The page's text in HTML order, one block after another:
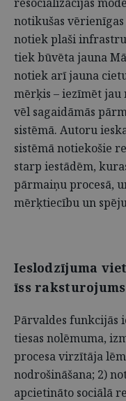
notikušas
notiek plaši
tiek būvēta jauna
notiek arī jauna
mērķis – iezīmēt jau
vēl sagaidāmās
sistēmā. Autoru
sistēmā notiekošie
starp iestādēm,
pārmaiņu procesā,
mērķtiecību un
Ieslodzījuma
īss raksturojums
Pārvaldes funkcijās
tiesas nolēmuma,
procesa virzītāja
nodrošināšana; 2)
apcietināto sociālā